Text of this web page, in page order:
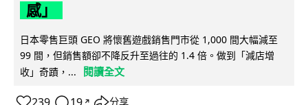
感」
日本零售巨頭 GEO 將懷舊遊戲銷售門市從 1,000 間大幅減至
99 間，但銷售額卻不降反升至過往的 1.4 倍。做到「減店增
收」奇蹟，...
閱讀全文
↗ 分享